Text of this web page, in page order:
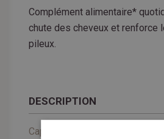
Complément alimentaire*
chute des cheveux et renforce
pileux.
DESCRIPTION
Capsules pour contrôler la